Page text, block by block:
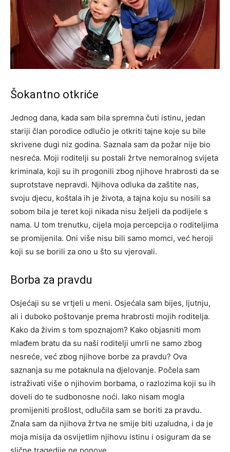
Šokantno otkriće
Jednog dana, kada sam bila spremna čuti istinu, jedan
stariji član porodice odlučio je otkriti tajne koje su bile
skrivene dugi niz godina. Saznala sam da požar nije bio
nesreća. Moji roditelji su postali žrtve nemoralnog svijeta
kriminala, koji su ih progonili zbog njihove hrabrosti da se
suprotstave nepravdi. Njihova odluka da zaštite nas,
svoju djecu, koštala ih je života, a tajna koju su nosili sa
sobom bila je teret koji nikada nisu željeli da podijele s
nama. U tom trenutku, cijela moja percepcija o roditeljima
se promijenila. Oni više nisu bili samo momci, već heroji
koji su se borili za ono u što su vjerovali.
Borba za pravdu
Osjećaji su se vrtjeli u meni. Osjećala sam bijes, ljutnju,
ali i duboko poštovanje prema hrabrosti mojih roditelja.
Kako da živim s tom spoznajom? Kako objasniti mom
mlađem bratu da su naši roditelji umrli ne samo zbog
nesreće, već zbog njihove borbe za pravdu? Ova
saznanja su me potaknula na djelovanje. Počela sam
istraživati više o njihovim borbama, o razlozima koji su ih
doveli do te sudbonosne noći. Iako nisam mogla
promijeniti prošlost, odlučila sam se boriti za pravdu.
Znala sam da njihova žrtva ne smije biti uzaludna, i da je
moja misija da osvijetlim njihovu istinu i osiguram da se
slične tragedije ne ponove.